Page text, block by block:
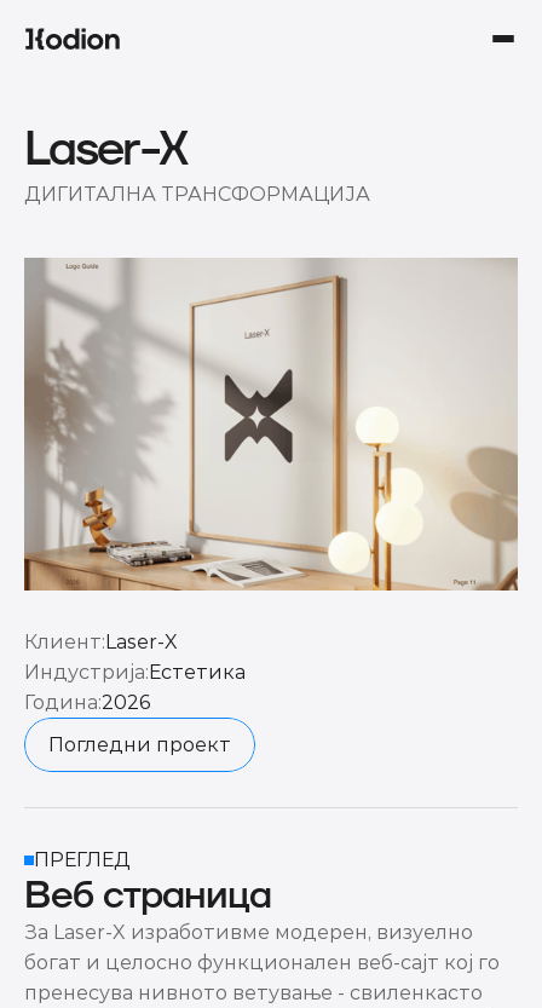
Laser-X
ДИГИТАЛНА ТРАНСФОРМАЦИЈА
Клиент:Laser-X
Индустрија:Естетика
Година:2026
Погледни проект
ПРЕГЛЕД
Веб страница
За Laser-X изработивме модерен, визуелно
богат и целосно функционален веб-сајт кој го
пренесува нивното ветување - свиленкасто